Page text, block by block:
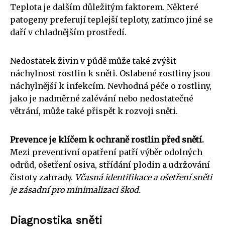
Teplota je dalším důležitým faktorem. Některé
patogeny preferují teplejší teploty, zatímco jiné se
daří v chladnějším prostředí.
Nedostatek živin v půdě může také zvýšit
náchylnost rostlin k sněti. Oslabené rostliny jsou
náchylnější k infekcím. Nevhodná péče o rostliny,
jako je nadměrné zalévání nebo nedostatečné
větrání, může také přispět k rozvoji sněti.
Prevence je klíčem k ochraně rostlin před snětí.
Mezi preventivní opatření patří výběr odolných
odrůd, ošetření osiva, střídání plodin a udržování
čistoty zahrady. Včasná identifikace a ošetření sněti
je zásadní pro minimalizaci škod.
Diagnostika sněti